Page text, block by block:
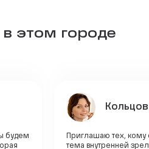
этом городе
будем
Приглашаю тех, кому
тема внутренней